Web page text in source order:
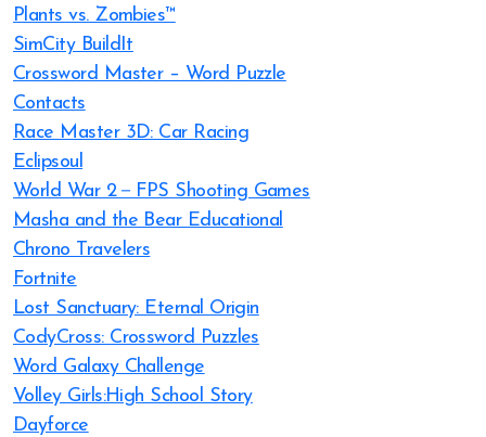
Plants vs. Zombies™
SimCity BuildIt
Crossword Master – Word Puzzle
Contacts
Race Master 3D: Car Racing
Eclipsoul
World War 2－FPS Shooting Games
Masha and the Bear Educational
Chrono Travelers
Fortnite
Lost Sanctuary: Eternal Origin
CodyCross: Crossword Puzzles
Word Galaxy Challenge
Volley Girls:High School Story
Dayforce